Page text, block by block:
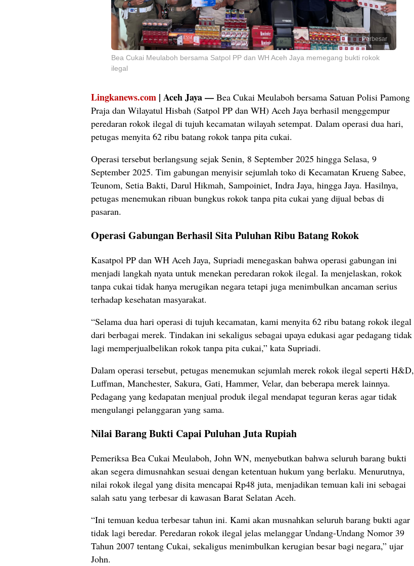
Perbesar
Bea Cukai Meulaboh bersama Satpol PP dan WH Aceh Jaya memegang bukti rokok
ilegal
Lingkanews.com | Aceh Jaya — Bea Cukai Meulaboh bersama Satuan Polisi Pamong
Praja dan Wilayatul Hisbah (Satpol PP dan WH) Aceh Jaya berhasil menggempur
peredaran rokok ilegal di tujuh kecamatan wilayah setempat. Dalam operasi dua hari,
petugas menyita 62 ribu batang rokok tanpa pita cukai.
Operasi tersebut berlangsung sejak Senin, 8 September 2025 hingga Selasa, 9
September 2025. Tim gabungan menyisir sejumlah toko di Kecamatan Krueng Sabee,
Teunom, Setia Bakti, Darul Hikmah, Sampoiniet, Indra Jaya, hingga Jaya. Hasilnya,
petugas menemukan ribuan bungkus rokok tanpa pita cukai yang dijual bebas di
pasaran.
Operasi Gabungan Berhasil Sita Puluhan Ribu Batang Rokok
Kasatpol PP dan WH Aceh Jaya, Supriadi menegaskan bahwa operasi gabungan ini
menjadi langkah nyata untuk menekan peredaran rokok ilegal. Ia menjelaskan, rokok
tanpa cukai tidak hanya merugikan negara tetapi juga menimbulkan ancaman serius
terhadap kesehatan masyarakat.
“Selama dua hari operasi di tujuh kecamatan, kami menyita 62 ribu batang rokok ilegal
dari berbagai merek. Tindakan ini sekaligus sebagai upaya edukasi agar pedagang tidak
lagi memperjualbelikan rokok tanpa pita cukai,” kata Supriadi.
Dalam operasi tersebut, petugas menemukan sejumlah merek rokok ilegal seperti H&D,
Luffman, Manchester, Sakura, Gati, Hammer, Velar, dan beberapa merek lainnya.
Pedagang yang kedapatan menjual produk ilegal mendapat teguran keras agar tidak
mengulangi pelanggaran yang sama.
Nilai Barang Bukti Capai Puluhan Juta Rupiah
Pemeriksa Bea Cukai Meulaboh, John WN, menyebutkan bahwa seluruh barang bukti
akan segera dimusnahkan sesuai dengan ketentuan hukum yang berlaku. Menurutnya,
nilai rokok ilegal yang disita mencapai Rp48 juta, menjadikan temuan kali ini sebagai
salah satu yang terbesar di kawasan Barat Selatan Aceh.
“Ini temuan kedua terbesar tahun ini. Kami akan musnahkan seluruh barang bukti agar
tidak lagi beredar. Peredaran rokok ilegal jelas melanggar Undang-Undang Nomor 39
Tahun 2007 tentang Cukai, sekaligus menimbulkan kerugian besar bagi negara,” ujar
John.